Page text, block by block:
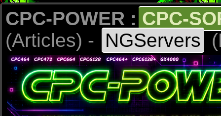
CPC-POWER : CPC-
(Articles) -
NGServers